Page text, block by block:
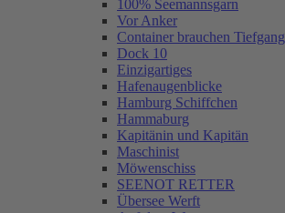
100% Seemannsgarn
Vor Anker
Container brauchen Tiefgang
Dock 10
Einzigartiges
Hafenaugen­blicke
Hamburg Schiffchen
Hammaburg
Kapitänin und Kapitän
Maschinist
Möwenschiss
SEENOT RETTER
Übersee Werft